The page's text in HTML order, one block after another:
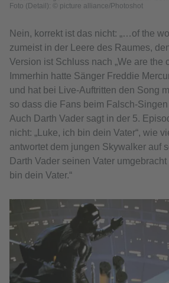
Foto (Detail): © picture alliance/Photoshot
Nein, korrekt ist das nicht: „…of the
zumeist in der Leere des Raumes,
Version ist Schluss nach „We are the
Immerhin hatte Sänger Freddie
und hat bei Live-Auftritten den Song
so dass die Fans beim Falsch-
Auch Darth Vader sagt in der 5.
nicht: „Luke, ich bin dein Vater“, wie
antwortet dem jungen Skywalker auf
Darth Vader seinen Vater
bin dein Vater.“